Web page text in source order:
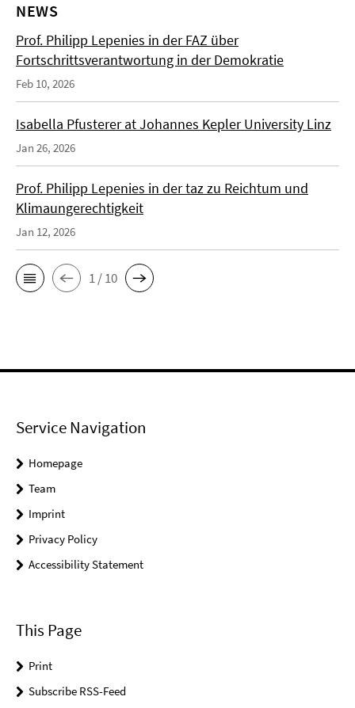
NEWS
Prof. Philipp Lepenies in der FAZ über
Fortschrittsverantwortung in der Demokratie
Feb 10, 2026
Isabella Pfusterer at Johannes Kepler University Linz
Jan 26, 2026
Prof. Philipp Lepenies in der taz zu Reichtum und
Klimaungerechtigkeit
Jan 12, 2026
1 / 10
Service Navigation
Homepage
Team
Imprint
Privacy Policy
Accessibility Statement
This Page
Print
Subscribe RSS-Feed